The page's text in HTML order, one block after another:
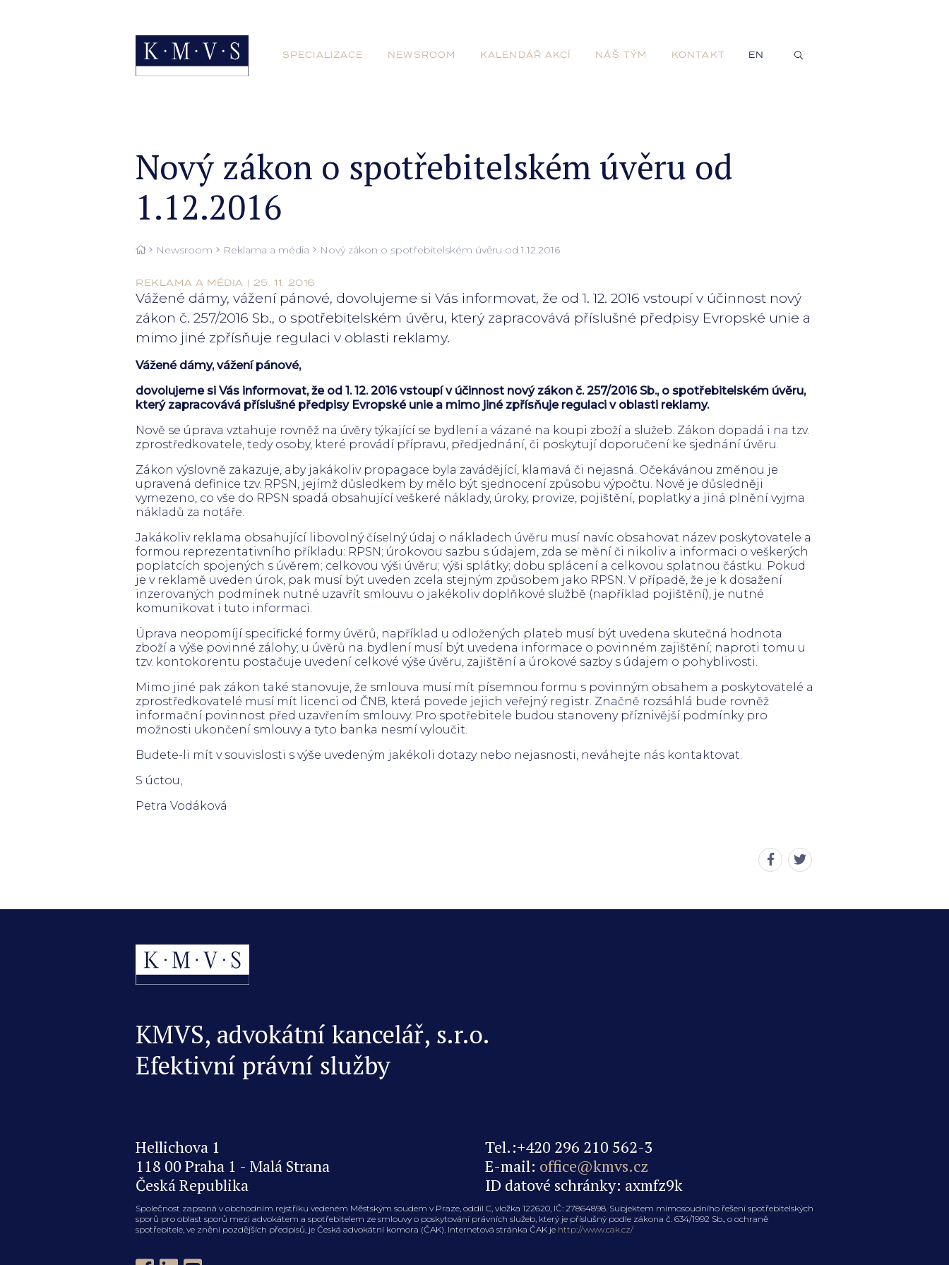
SPECIALIZACE NEWSROOM KALENDÁŘ AKCÍ NÁŠ TÝM KONTAKT EN
Nový zákon o spotřebitelském úvěru od
1.12.2016
Newsroom Reklama a média Nový zákon o spotřebitelském úvěru od 1.12.2016
REKLAMA A MÉDIA | 25. 11. 2016
Vážené dámy, vážení pánové, dovolujeme si Vás informovat, že od 1. 12. 2016 vstoupí v účinnost nový
zákon č. 257/2016 Sb., o spotřebitelském úvěru, který zapracovává příslušné předpisy Evropské unie a
mimo jiné zpřísňuje regulaci v oblasti reklamy.
Vážené dámy, vážení pánové,
dovolujeme si Vás informovat, že od 1. 12. 2016 vstoupí v účinnost nový zákon č. 257/2016 Sb., o spotřebitelském úvěru,
který zapracovává příslušné předpisy Evropské unie a mimo jiné zpřísňuje regulaci v oblasti reklamy.
Nově se úprava vztahuje rovněž na úvěry týkající se bydlení a vázané na koupi zboží a služeb. Zákon dopadá i na tzv.
zprostředkovatele, tedy osoby, které provádí přípravu, předjednání, či poskytují doporučení ke sjednání úvěru.
Zákon výslovně zakazuje, aby jakákoliv propagace byla zavádějící, klamavá či nejasná. Očekávánou změnou je
upravená definice tzv. RPSN, jejímž důsledkem by mělo být sjednocení způsobu výpočtu. Nově je důsledněji
vymezeno, co vše do RPSN spadá obsahující veškeré náklady, úroky, provize, pojištění, poplatky a jiná plnění vyjma
nákladů za notáře.
Jakákoliv reklama obsahující libovolný číselný údaj o nákladech úvěru musí navíc obsahovat název poskytovatele a
formou reprezentativního příkladu: RPSN; úrokovou sazbu s údajem, zda se mění či nikoliv a informaci o veškerých
poplatcích spojených s úvěrem; celkovou výši úvěru; výši splátky; dobu splácení a celkovou splatnou částku. Pokud
je v reklamě uveden úrok, pak musí být uveden zcela stejným způsobem jako RPSN. V případě, že je k dosažení
inzerovaných podmínek nutné uzavřít smlouvu o jakékoliv doplňkové službě (například pojištění), je nutné
komunikovat i tuto informaci.
Úprava neopomíjí specifické formy úvěrů, například u odložených plateb musí být uvedena skutečná hodnota
zboží a výše povinné zálohy; u úvěrů na bydlení musí být uvedena informace o povinném zajištění; naproti tomu u
tzv. kontokorentu postačuje uvedení celkové výše úvěru, zajištění a úrokové sazby s údajem o pohyblivosti.
Mimo jiné pak zákon také stanovuje, že smlouva musí mít písemnou formu s povinným obsahem a poskytovatelé a
zprostředkovatelé musí mít licenci od ČNB, která povede jejich veřejný registr. Značně rozsáhlá bude rovněž
informační povinnost před uzavřením smlouvy. Pro spotřebitele budou stanoveny příznivější podmínky pro
možnosti ukončení smlouvy a tyto banka nesmí vyloučit.
Budete-li mít v souvislosti s výše uvedeným jakékoli dotazy nebo nejasnosti, neváhejte nás kontaktovat.
S úctou,
Petra Vodáková
Sdílet
na
Sdílet
na
KMVS, advokátní kancelář, s.r.o.
Efektivní právní služby
Hellichova 1
118 00 Praha 1 - Malá Strana
Česká Republika
Tel.:+420 296 210 562-3
E-mail: office@kmvs.cz
ID datové schránky: axmfz9k
Společnost zapsaná v obchodním rejstříku vedeném Městským soudem v Praze, oddíl C, vložka 122620, IČ: 27864898. Subjektem mimosoudního řešení spotřebitelských
sporů pro oblast sporů mezi advokátem a spotřebitelem ze smlouvy o poskytování právních služeb, který je příslušný podle zákona č. 634/1992 Sb., o ochraně
spotřebitele, ve znění pozdějších předpisů, je Česká advokátní komora (ČAK). Internetová stránka ČAK je http://www.cak.cz/